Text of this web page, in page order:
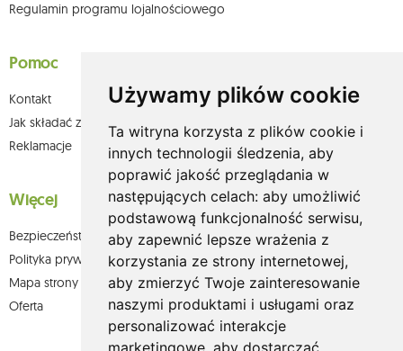
Używamy plików cookie
Ta witryna korzysta z plików cookie i
innych technologii śledzenia, aby
poprawić jakość przeglądania w
następujących celach: aby umożliwić
podstawową funkcjonalność serwisu,
aby zapewnić lepsze wrażenia z
korzystania ze strony internetowej,
aby zmierzyć Twoje zainteresowanie
naszymi produktami i usługami oraz
personalizować interakcje
marketingowe, aby dostarczać
Regulamin programu lojalnościowego
Pomoc
Kontakt
Jak składać zamówienia w sklepie olium.pl?
Reklamacje
Więcej
Bezpieczeństwo płatności
Polityka prywatności
Mapa strony
Oferta